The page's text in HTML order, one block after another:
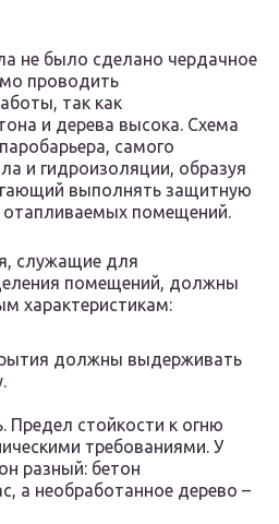
не было сделано чердачное
проводить
так как
и дерева высока. Схема
самого
и гидроизоляции, образуя
выполнять защитную
помещений.
служащие для
помещений, должны
характеристикам:
должны выдерживать
Предел стойкости к огню
требованиями. У
разный: бетон
а необработанное дерево –